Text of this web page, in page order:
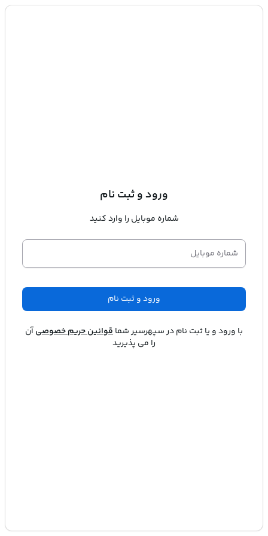
ورود و ثبت نام
شماره موبایل را وارد کنید
شماره موبایل
ورود و ثبت نام
با ورود و یا ثبت نام درسپهرسیرشماقوانین حریم خصوصیآن
را می پذیرید